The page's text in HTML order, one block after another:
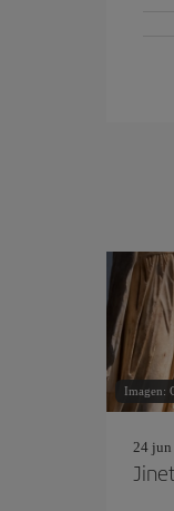
Imagen:
24 jun